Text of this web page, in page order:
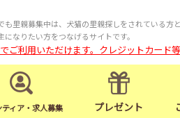
も里親募集中は、犬猫の里親探しをされている方と
になりたい方をつなげるサイトです。
ご利用いただけます。クレジットカード
ィア・求人募集 プレゼント